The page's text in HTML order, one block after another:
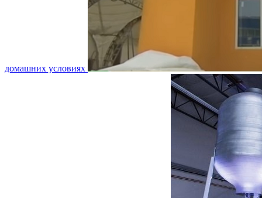
домашних условиях